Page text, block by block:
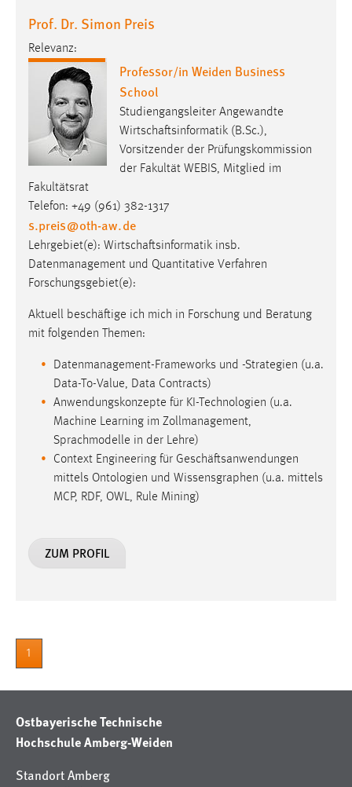
Prof. Dr. Simon Preis
Relevanz:
Professor/in Weiden Business
School
Studiengangsleiter Angewandte
Wirtschaftsinformatik (B.Sc.),
Vorsitzender der Prüfungskommission
der Fakultät WEBIS, Mitglied im
Fakultätsrat
Telefon: +49 (961) 382-1317
s.preis@oth-aw.de
Lehrgebiet(e): Wirtschaftsinformatik insb.
Datenmanagement und Quantitative Verfahren
Forschungsgebiet(e):
Aktuell beschäftige ich mich in Forschung und Beratung
mit folgenden Themen:
Datenmanagement-Frameworks und -Strategien (u.a.
Data-To-Value, Data Contracts)
Anwendungskonzepte für KI-Technologien (u.a.
Machine Learning im Zollmanagement,
Sprachmodelle in der Lehre)
Context Engineering für Geschäftsanwendungen
mittels Ontologien und Wissensgraphen (u.a. mittels
MCP, RDF, OWL, Rule Mining)
ZUM PROFIL
1
Ostbayerische Technische
Hochschule Amberg-Weiden
Standort Amberg